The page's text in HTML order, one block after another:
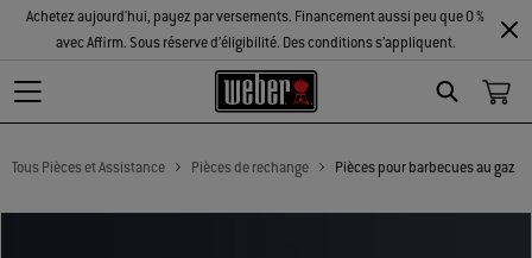
Search
Achetez aujourd'hui, payez par versements. Financement aussi peu que 0 %
avec Affirm. Sous réserve d’éligibilité. Des conditions s’appliquent.
Tous Pièces et Assistance Pièces de rechange Pièces pour barbecues au gaz